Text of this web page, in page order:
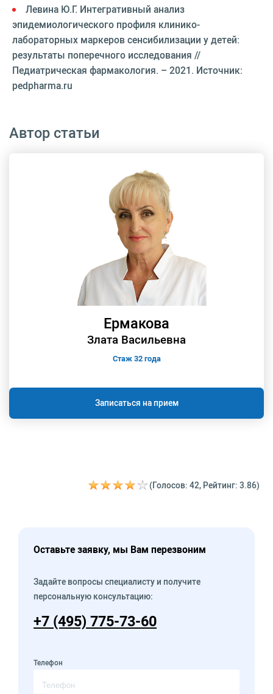
Левина Ю.Г. Интегративный анализ
эпидемиологического профиля клинико-
лабораторных маркеров сенсибилизации у детей:
результаты поперечного исследования //
Педиатрическая фармакология. – 2021. Источник:
pedpharma.ru
Автор статьи
Ермакова
Злата Васильевна
Стаж 32 года
Записаться на прием
(Голосов: 42, Рейтинг: 3.86)
Оставьте заявку, мы Вам перезвоним
Задайте вопросы специалисту и получите
персональную консультацию:
+7 (495) 775-73-60
Телефон